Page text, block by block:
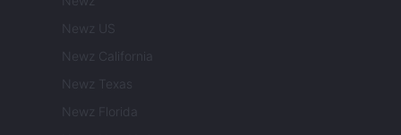
Newz US
Newz California
Newz Texas
Newz Florida